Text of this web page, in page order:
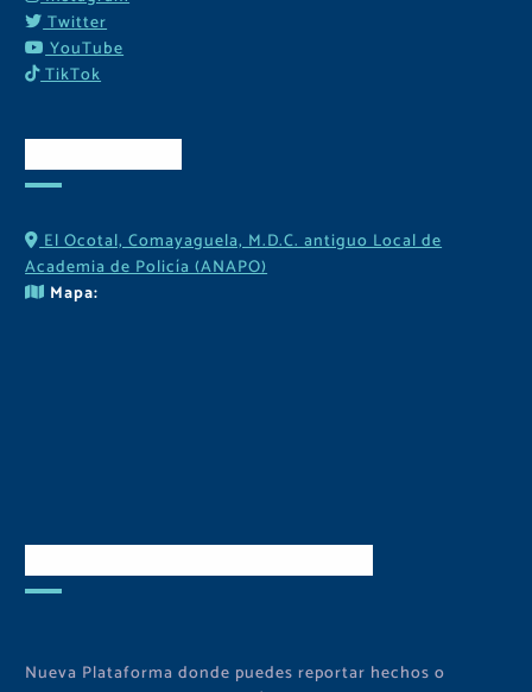
Twitter
YouTube
TikTok
El Ocotal, Comayaguela, M.D.C. antiguo Local de
Academia de Policía (ANAPO)
Mapa:
Nueva Plataforma donde puedes reportar hechos o